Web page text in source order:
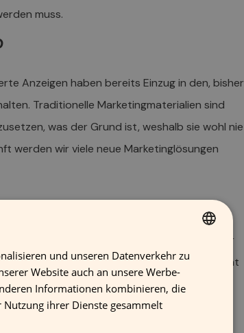
muss.
Anzeigen haben bereits Einzug in den, bisher
Traditionelle Marketingmaterialien sind
was der Grund ist, weshalb sie wohl nie
werden wir viele neue Marketinglösungen
– 5 Tipps
“ herunter und lernen Sie mehr
zu eigen machen kann, um effizient
FINNISH
GERMAN
und unseren Datenverkehr zu
Website auch an unsere Werbe-
Informationen kombinieren, die
ihrer Dienste gesammelt